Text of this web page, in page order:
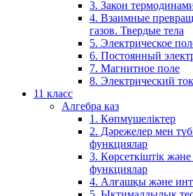
3. Закон
4. Взаимные
газов. Твердые тела
5. Электрическое
6. Постоянный
7. Магнитное поле
8. Электрический
11 класс
Алгебра каз
1. Көпмүшеліктер
2. Дәрежелер мен
функциялар
3. Көрсеткіштік
функциялар
4. Алғашқы және